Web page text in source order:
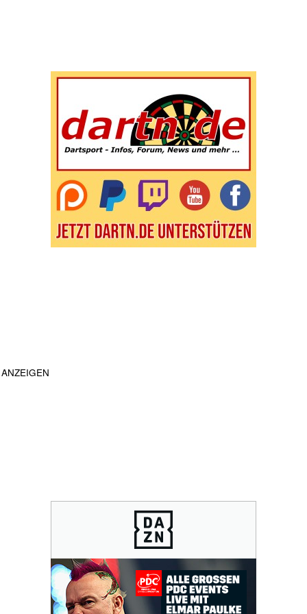
ANZEIGEN